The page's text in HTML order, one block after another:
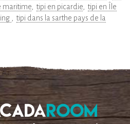
maritime tipi en picardie
tipi en Île
tipi dans la sarthe pays de la